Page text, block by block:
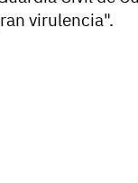
virulencia".